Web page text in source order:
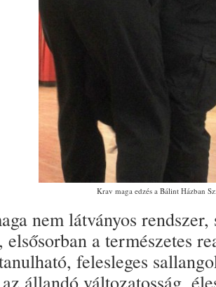
Krav maga edzés a Bálint Házban
nem látványos
elsősorban a természetes
felesleges
az állandó változatosság,